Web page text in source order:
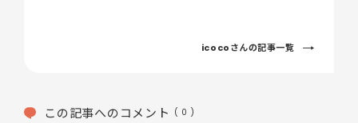
icocoさんの記事一覧
この記事へのコメント ( 0 )